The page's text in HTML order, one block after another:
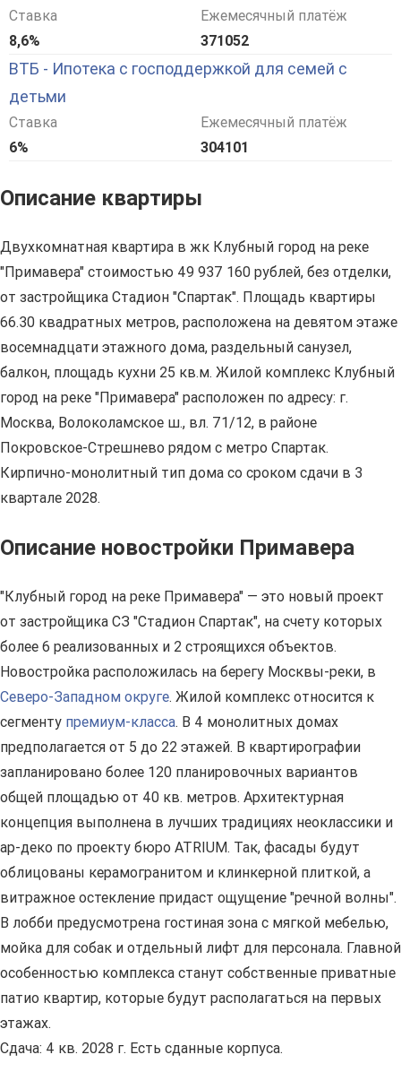
Ставка
8,6%
Ежемесячный платёж
371052
ВТБ - Ипотека с господдержкой для семей с
детьми
Ставка
6%
Ежемесячный платёж
304101
Описание квартиры
Двухкомнатная квартира в жк Клубный город на реке
"Примавера" стоимостью 49 937 160 рублей, без отделки,
от застройщика Стадион "Спартак". Площадь квартиры
66.30 квадратных метров, расположена на девятом этаже
восемнадцати этажного дома, раздельный санузел,
балкон, площадь кухни 25 кв.м. Жилой комплекс Клубный
город на реке "Примавера" расположен по адресу: г.
Москва, Волоколамское ш., вл. 71/12, в районе
Покровское-Стрешнево рядом с метро Спартак.
Кирпично-монолитный тип дома со сроком сдачи в 3
квартале 2028.
Описание новостройки Примавера
"Клубный город на реке Примавера" — это новый проект
от застройщика СЗ "Стадион Спартак", на счету которых
более 6 реализованных и 2 строящихся объектов.
Новостройка расположилась на берегу Москвы-реки, в
Северо-Западном округе. Жилой комплекс относится к
сегменту премиум-класса. В 4 монолитных домах
предполагается от 5 до 22 этажей. В квартирографии
запланировано более 120 планировочных вариантов
общей площадью от 40 кв. метров. Архитектурная
концепция выполнена в лучших традициях неоклассики и
ар-деко по проекту бюро ATRIUM. Так, фасады будут
облицованы керамогранитом и клинкерной плиткой, а
витражное остекление придаст ощущение "речной волны".
В лобби предусмотрена гостиная зона с мягкой мебелью,
мойка для собак и отдельный лифт для персонала. Главной
особенностью комплекса станут собственные приватные
патио квартир, которые будут располагаться на первых
этажах.
Сдача: 4 кв. 2028 г. Есть сданные корпуса.